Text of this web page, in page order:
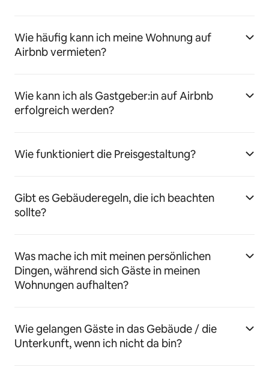
Wie häufig kann ich meine Wohnung auf
Airbnb vermieten?
Wie kann ich als Gastgeber:in auf Airbnb
erfolgreich werden?
Wie funktioniert die Preisgestaltung?
Gibt es Gebäuderegeln, die ich beachten
sollte?
Was mache ich mit meinen persönlichen
Dingen, während sich Gäste in meinen
Wohnungen aufhalten?
Wie gelangen Gäste in das Gebäude / die
Unterkunft, wenn ich nicht da bin?